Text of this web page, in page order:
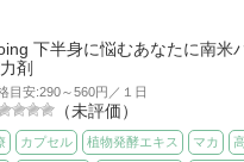
下半身に悩むあなたに南米
剤
目安:290～560円／１日
（未評価）
カプセル 植物発酵エキス マカ